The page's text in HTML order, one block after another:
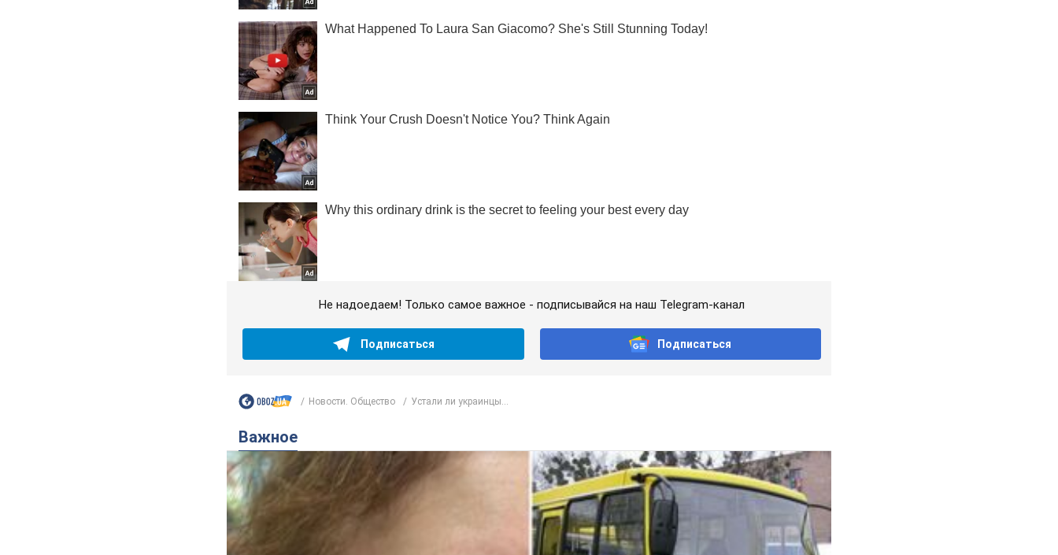
Не надоедаем! Только самое важное - подписывайся на наш Telegram-канал
Подписаться Подписаться
Новости. Общество Устали ли украинцы...
Важное